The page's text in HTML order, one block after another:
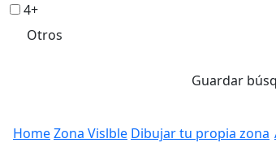
4+
Otros
Guardar
HomeZona Vislble Dibujar tu propia zona